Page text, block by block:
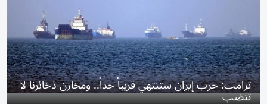
ترامب: حرب إيران ستنتهي قريباً جداً.. ومخازن ذخائرنا لا
تنضب